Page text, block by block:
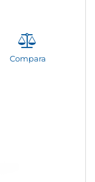
Compara